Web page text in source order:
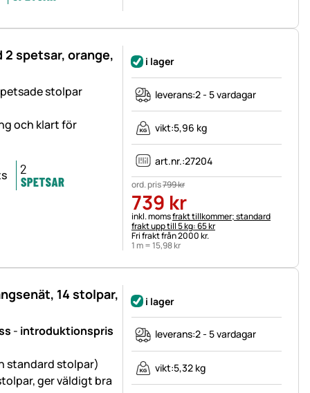
2 spetsar, orange,
stolpar
och klart för
i lager
leverans:2 - 5 vardagar
vikt:5,96 kg
art.nr.:27204
ord. pris799kr
739 kr
Skatteinformation:
inkl. momsfrakt tillkommer; standard
frakt upp till 5 kg: 65 kr
Fri frakt från 2000 kr.
1 m =15,98kr
14 stolpar,
- introduktionspris
standard stolpar)
ger väldigt bra
i lager
leverans:2 - 5 vardagar
vikt:5,32 kg